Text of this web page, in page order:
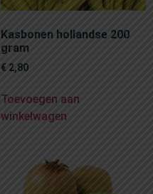
Kasbonen hollandse 200
gram
€ 2,80
Toevoegen aan
winkelwagen